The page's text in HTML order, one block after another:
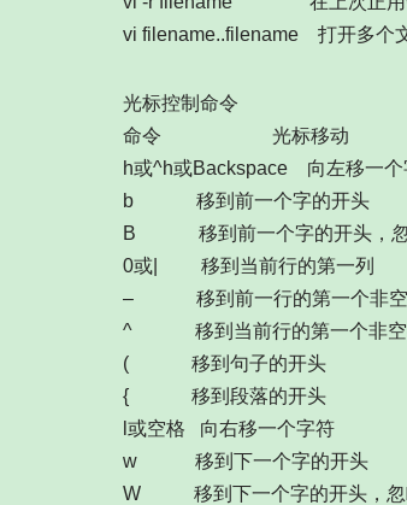
vi filename..filename 打开多个
光标控制命令
命令 光标移动
h或^h或Backspace 向左移一个
b 移到前一个字的开头
B 移到前一个字的开头，忽
0或| 移到当前行的第一列
– 移到前一行的第一个非空
^ 移到当前行的第一个非空
( 移到句子的开头
{ 移到段落的开头
l或空格 向右移一个字符
w 移到下一个字的开头
W 移到下一个字的开头，忽